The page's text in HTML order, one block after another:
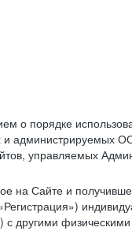
о порядке
и администрируемых
управляемых
на Сайте и
с другими